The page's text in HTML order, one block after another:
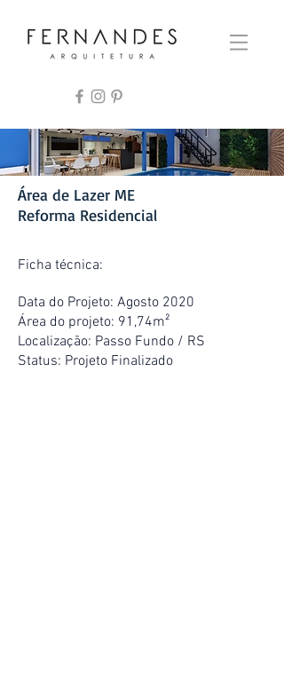
Área de Lazer ME
Reforma Residencial
Ficha técnica:
Data do Projeto: Agosto 2020
Área do projeto: 91,74m²
Localização: Passo Fundo / RS
Status: Projeto Finalizado